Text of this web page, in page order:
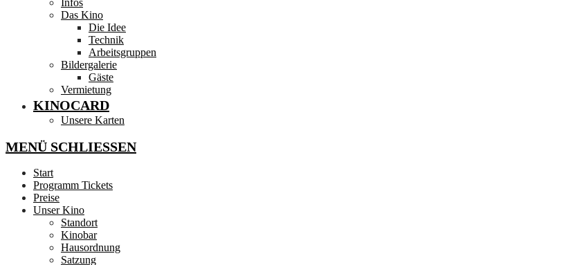
Infos
Das Kino
Die Idee
Technik
Arbeitsgruppen
Bildergalerie
Gäste
Vermietung
KINOCARD
Unsere Karten
MENÜ SCHLIESSEN
Start
Programm Tickets
Preise
Unser Kino
Standort
Kinobar
Hausordnung
Satzung